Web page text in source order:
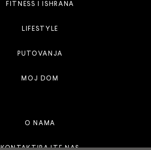
FITNESS I ISHRANA
LIFESTYLE
PUTOVANJA
MOJ DOM
O NAMA
KONTAKTIRAJTE NAS